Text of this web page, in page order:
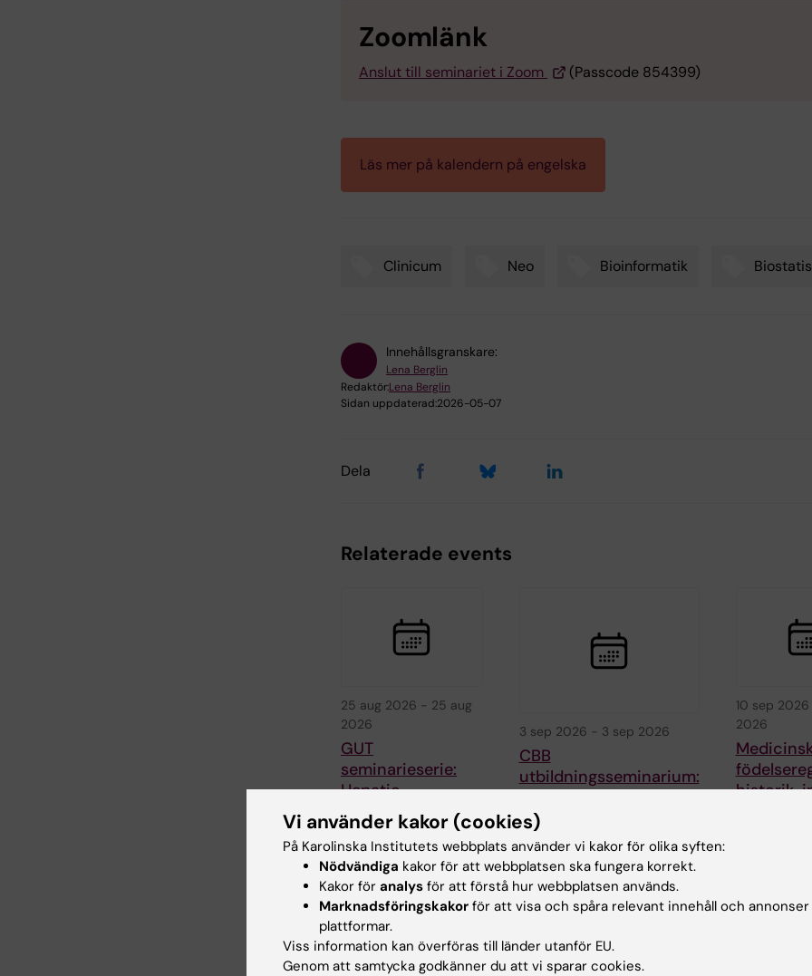
Zoomlänk
Anslut till seminariet i Zoom (Passcode 854399)
Läs mer på kalendern på engelska
Clinicum Neo Bioinformatik
Innehållsgranskare:
Lena Berglin
Redaktör:Lena Berglin
Sidan uppdaterad:2026-05-07
Dela
Relaterade events
25 aug 2026 - 25 aug
2026
GUT
seminarieserie:
Hepatic
Dysfunction and
Liver
Carcinogenesis in
Porphyria
GUT seminarieserie
arrangeras av
avdelningen för
gastroenterologi
och…
3 sep 2026 - 3 sep 2026
CBB
utbildningsseminarium:
analysis 1 -
Introduction
Centrum för Bioinformatik
och Biostatistik
presenterar ett
seminarium i…
10 sep 2026
2026
historik,
äldsta
Vi använder kakor (cookies)
På Karolinska Institutets webbplats använder vi kakor för olika syften:
Nödvändiga kakor för att webbplatsen ska fungera korrekt.
Kakor för analys för att förstå hur webbplatsen används.
Marknadsföringskakor för att visa och spåra relevant innehåll och
plattformar.
Viss information kan överföras till länder utanför EU.
Genom att samtycka godkänner du att vi sparar cookies.